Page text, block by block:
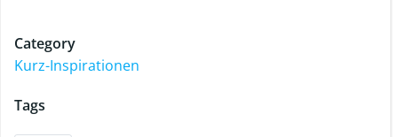
Category
Kurz-Inspirationen
Tags